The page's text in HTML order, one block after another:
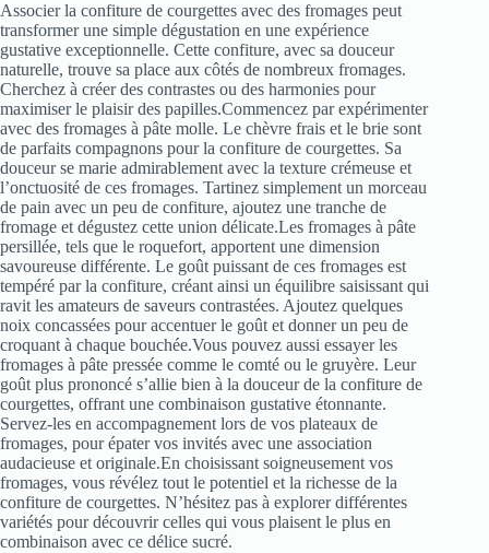
Associer la confiture de courgettes avec des fromages peut
transformer une simple dégustation en une expérience
gustative exceptionnelle. Cette confiture, avec sa douceur
naturelle, trouve sa place aux côtés de nombreux fromages.
Cherchez à créer des contrastes ou des harmonies pour
maximiser le plaisir des papilles.Commencez par expérimenter
avec des fromages à pâte molle. Le chèvre frais et le brie sont
de parfaits compagnons pour la confiture de courgettes. Sa
douceur se marie admirablement avec la texture crémeuse et
l’onctuosité de ces fromages. Tartinez simplement un morceau
de pain avec un peu de confiture, ajoutez une tranche de
fromage et dégustez cette union délicate.Les fromages à pâte
persillée, tels que le roquefort, apportent une dimension
savoureuse différente. Le goût puissant de ces fromages est
tempéré par la confiture, créant ainsi un équilibre saisissant qui
ravit les amateurs de saveurs contrastées. Ajoutez quelques
noix concassées pour accentuer le goût et donner un peu de
croquant à chaque bouchée.Vous pouvez aussi essayer les
fromages à pâte pressée comme le comté ou le gruyère. Leur
goût plus prononcé s’allie bien à la douceur de la confiture de
courgettes, offrant une combinaison gustative étonnante.
Servez-les en accompagnement lors de vos plateaux de
fromages, pour épater vos invités avec une association
audacieuse et originale.En choisissant soigneusement vos
fromages, vous révélez tout le potentiel et la richesse de la
confiture de courgettes. N’hésitez pas à explorer différentes
variétés pour découvrir celles qui vous plaisent le plus en
combinaison avec ce délice sucré.